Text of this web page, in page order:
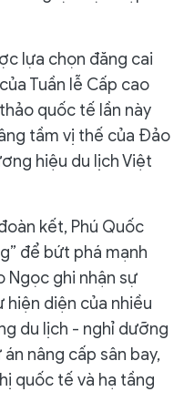
lựa chọn đăng cai
Tuần lễ Cấp cao
quốc tế lần này
tầm vị thế của Đảo
hiệu du lịch Việt
kết, Phú Quốc
để bứt phá mạnh
Ngọc ghi nhận sự
hiện diện của nhiều
du lịch - nghỉ dưỡng
nâng cấp sân bay,
quốc tế và hạ tầng